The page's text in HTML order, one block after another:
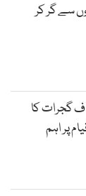
سے گر کر
گجرات کا
پر اہم